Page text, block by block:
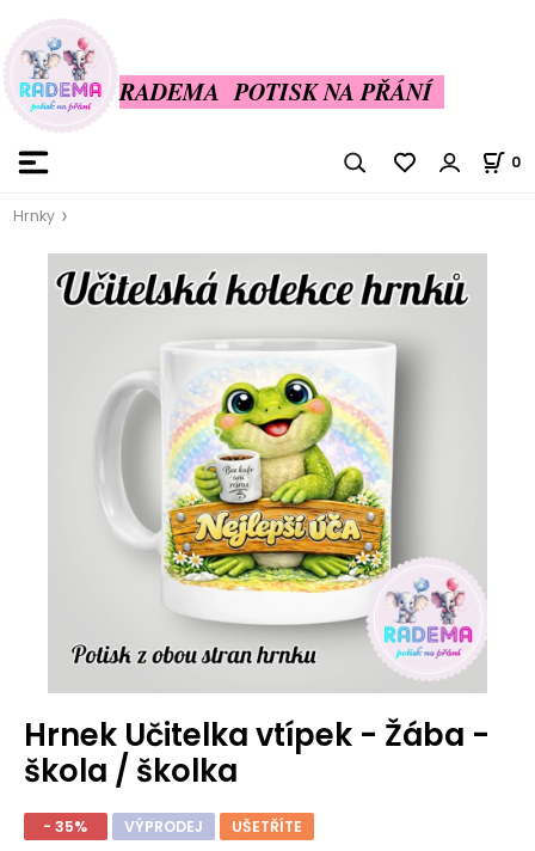
RADEMA POTISK NA PŘÁNÍ
0
Hrnky
Hrnek Učitelka vtípek - Žába -
škola / školka
- 35% VÝPRODEJ UŠETŘÍTE